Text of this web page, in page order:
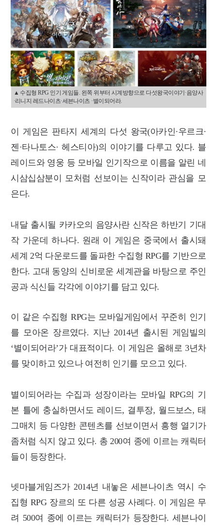
▲ 수집형 RPG 인기 게임들. 왼쪽 위부터 시계방향으로 다섯왕국이야기·음양사
·리니지 레드나이츠·세븐나이츠 ·별이되어라.
이 게임은 판타지 세계의 다섯 왕국(아카인·우르크·
젠·타나토스· 헤스티아)의 이야기를 다루고 있다. 블
레이드와 영웅 등 모바일 인기작으로 이름을 알린 네
시삼십삼분이 모처럼 선보이는 신작이라 관심을 모
은다.
내달 출시될 카카오의 음양사란 신작은 하반기 기대
작 가운데 하나다. 원래 이 게임은 중국에서 출시돼
세계 2억 다운로드를 돌파한 수집형 RPG를 기반으로
한다. 고대 동양의 신비로운 세계관을 바탕으로 주인
공과 식신들 각각에 이야기를 담고 있다.
이 같은 수집형 RPG는 모바일게임에서 꾸준히 인기
를 모아온 장르였다. 지난 2014년 출시된 게임빌의
‘별이되어라’가 대표적이다. 이 게임은 올해로 3년차
를 맞이하고 있으나 여전히 인기를 모으고 있다.
별이되어라는 수집과 성장이라는 모바일 RPG의 기
본 틀에 충실하면서도 레이드, 결투장, 월드보스, 태
그매치 등 다양한 콘텐츠를 선보이면서 흥행 열기가
좀처럼 식지 않고 있다. 총 200여 종에 이르는 캐릭터
들이 등장한다.
넷마블게임즈가 2014년 내놓은 세븐나이츠 역시 수
집형 RPG 장르의 또 다른 성공 사례다. 이 게임은 무
려 500여 종에 이르는 캐릭터가 등장한다. 세븐나이